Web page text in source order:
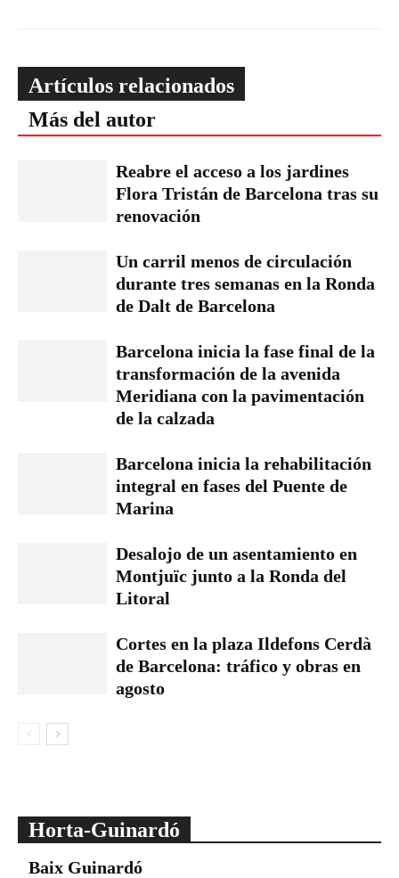
Artículos relacionados
Más del autor
Reabre el acceso a los jardines
Flora Tristán de Barcelona tras su
renovación
Un carril menos de circulación
durante tres semanas en la Ronda
de Dalt de Barcelona
Barcelona inicia la fase final de la
transformación de la avenida
Meridiana con la pavimentación
de la calzada
Barcelona inicia la rehabilitación
integral en fases del Puente de
Marina
Desalojo de un asentamiento en
Montjuïc junto a la Ronda del
Litoral
Cortes en la plaza Ildefons Cerdà
de Barcelona: tráfico y obras en
agosto
Horta-Guinardó
Baix Guinardó